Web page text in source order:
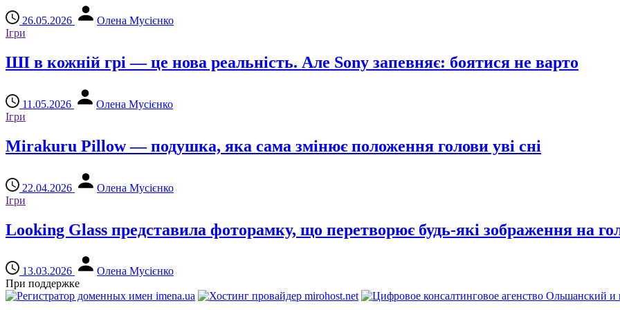
26.05.2026
Олена Мусієнко
Ігри
ШІ в кожній грі — це нова реальність. Але Sony запевняє: боятися не варто
11.05.2026
Олена Мусієнко
Ігри
Mirakuru Pillow — подушка, яка сама змінює положення голови уві сні
22.04.2026
Олена Мусієнко
Ігри
Looking Glass представила фоторамку, що перетворює будь-які зображення на
13.03.2026
Олена Мусієнко
При поддержке